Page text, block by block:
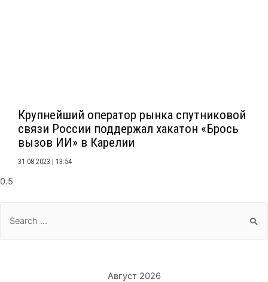
Крупнейший оператор рынка спутниковой
связи России поддержал хакатон «Брось
вызов ИИ» в Карелии
31.08.2023 13:54
for:
Август 2026